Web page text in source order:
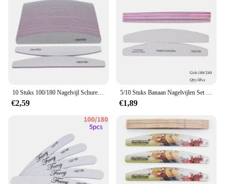
10 Stuks 100/180 Nagelvijl Schuren Polijsten Buffer Blok Uv Gel Nagelpolijstmachine Manicure Pedicure Gereedschap Nagelverzorging gereedschap Grijs Boot
€2,59
5/10 Stuks Banaan Nagelvijlen Set 180/240 Grit Schuurpapier Schuren Nagels Buffer Bestand Professionele Supply manicure Accessoires En Tool
€1,89